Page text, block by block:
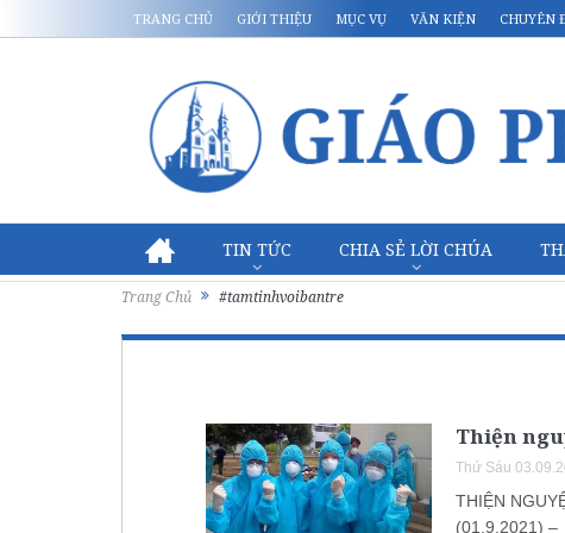
TRANG CHỦ GIỚI THIỆU MỤC VỤ VĂN KIỆN CHUYÊN
TIN TỨC CHIA SẺ LỜI CHÚA
Trang Chủ #tamtinhvoibantre
Thiện
Thứ Sáu
THIỆN
(01.9.2021) –